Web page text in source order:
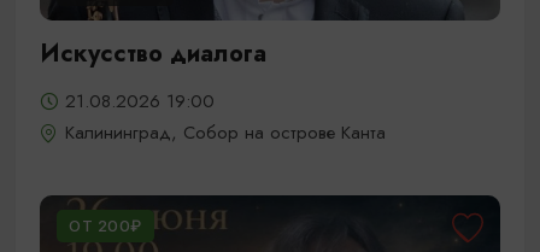
Искусство диалога
21.08.2026 19:00
Калининград, Собор на острове Канта
ОТ 200₽